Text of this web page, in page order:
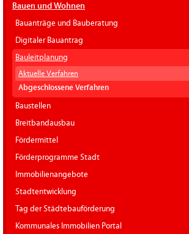
Bauen und Wohnen
Bauanträge und Bauberatung
Digitaler Bauantrag
Bauleitplanung
Aktuelle Verfahren
Abgeschlossene Verfahren
Baustellen
Breitbandausbau
Fördermittel
Förderprogramme Stadt
Immobilienangebote
Stadtentwicklung
Tag der Städtebauförderung
Kommunales Immobilien Portal